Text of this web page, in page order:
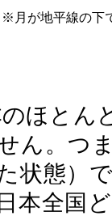
※月が地平線の下
ほとん
ん。つ
状態）
本全国